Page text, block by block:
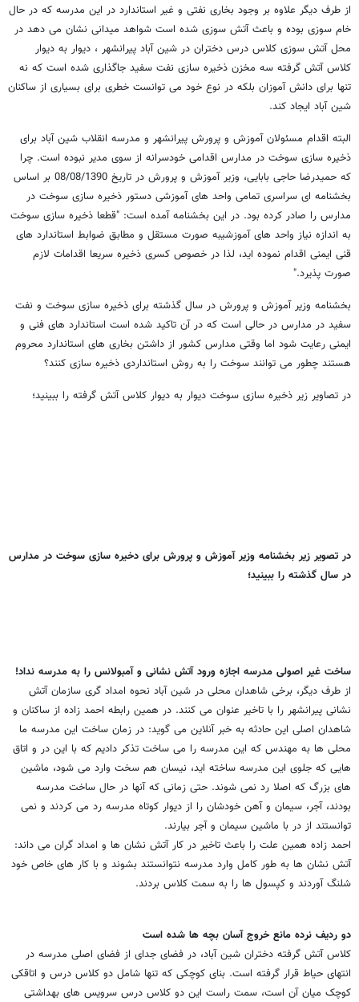
از طرف دیگر علاوه بر وجود بخاری نفتی و غیر استاندارد در این مدرسه که در حال
خام سوزی بوده و باعث آتش سوزی شده است شواهد میدانی نشان می دهد در
محل آتش سوزی کلاس درس دختران در شین آباد پیرانشهر ، دیوار به دیوار
کلاس آتش گرفته سه مخزن ذخیره سازی نفت سفید جاگذاری شده است که نه
تنها برای دانش آموزان بلکه در نوع خود می توانست خطری برای بسیاری از ساکنان
شین آباد ایجاد کند.
البته اقدام مسئولان آموزش و پرورش پیرانشهر و مدرسه انقلاب شین آباد برای
ذخیره سازی سوخت در مدارس اقدامی خودسرانه از سوی مدیر نبوده است. چرا
که حمیدرضا حاجی بابایی، وزیر آموزش و پرورش در تاریخ 08/08/1390 بر اساس
بخشنامه ای سراسری تمامی واحد های آموزشی دستور ذخیره سازی سوخت در
مدارس را صادر کرده بود. در این بخشنامه آمده است: "قطعا ذخیره سازی سوخت
به اندازه نیاز واحد های آموزشیبه صورت مستقل و مطابق ضوابط استاندارد های
قنی ایمنی اقدام نموده اید، لذا در خصوص کسری ذخیره سریعا اقدامات لازم
صورت پذیرد."
بخشنامه وزیر آموزش و پرورش در سال گذشته برای ذخیره سازی سوخت و نفت
سفید در مدارس در حالی است که در آن تاکید شده است استاندارد های فنی و
ایمنی رعایت شود اما وقتی مدارس کشور از داشتن بخاری های استاندارد محروم
هستند چطور می توانند سوخت را به روش استانداردی ذخیره سازی کنند؟
در تصاویر زیر ذخیره سازی سوخت دیوار به دیوار کلاس آتش گرفته را ببینید؛
در تصویر زیر بخشنامه وزیر آموزش و پرورش برای دخیره سازی سوخت در مدارس
در سال گذشته را ببینید؛
ساخت غیر اصولی مدرسه اجازه ورود آتش نشانی و آمبولانس را به مدرسه نداد!
از طرف دیگر، برخی شاهدان محلی در شین آباد نحوه امداد گری سازمان آتش
نشانی پیرانشهر را با تاخیر عنوان می کنند. در همین رابطه احمد زاده از ساکنان و
شاهدان اصلی این حادثه به خبر آنلاین می گوید: در زمان ساخت این مدرسه ما
محلی ها به مهندس که این مدرسه را می ساخت تذکر دادیم که با این در و اتاق
هایی که جلوی این مدرسه ساخته اید، نیسان هم سخت وارد می شود، ماشین
های بزرگ که اصلا رد نمی شوند. حتی زمانی که آنها در حال ساخت مدرسه
بودند، آجر، سیمان و آهن خودشان را از دیوار کوتاه مدرسه رد می کردند و نمی
توانستند از در با ماشین سیمان و آجر بیارند.
احمد زاده همین علت را باعث تاخیر در کار آتش نشان ها و امداد گران می داند:
آتش نشان ها به طور کامل وارد مدرسه نتوانستند بشوند و با کار های خاص خود
شلنگ آوردند و کپسول ها را به سمت کلاس بردند.
دو ردیف نرده مانع خروج آسان بچه ها شده است
کلاس آتش گرفته دختران شین آباد، در فضای جدای از فضای اصلی مدرسه در
انتهای حیاط قرار گرفته است. بنای کوچکی که تنها شامل دو کلاس درس و اتاقکی
کوچک میان آن است، سمت راست این دو کلاس درس سرویس های بهداشتی